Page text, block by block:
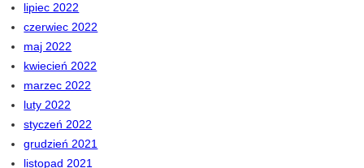
lipiec 2022
czerwiec 2022
maj 2022
kwiecień 2022
marzec 2022
luty 2022
styczeń 2022
grudzień 2021
listopad 2021